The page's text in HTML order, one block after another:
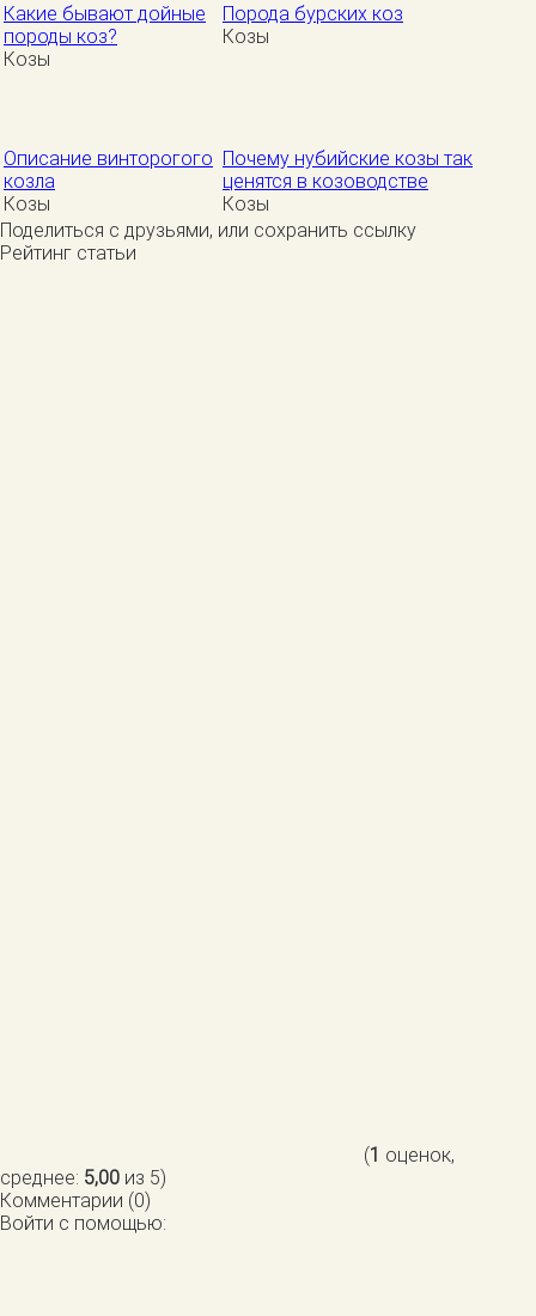
Какие бывают дойные
породы коз?
Козы
Порода бурских коз
Козы
Описание винторогого
козла
Козы
Почему нубийские козы так
ценятся в козоводстве
Козы
Поделиться с друзьями, или сохранить ссылку
Рейтинг статьи
(1 оценок,
среднее: 5,00 из 5)
Комментарии (0)
Войти с помощью: